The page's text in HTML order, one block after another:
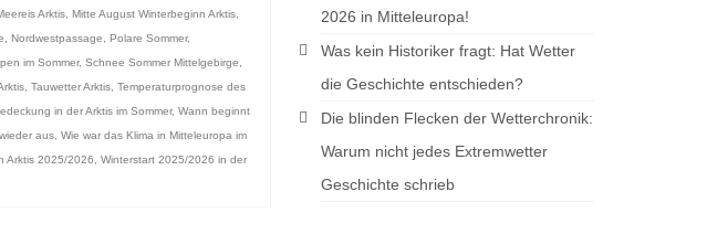
Arktis, Mitte August Winterbeginn Arktis,
Nordwestpassage Polare Sommer,
im Sommer, Schnee Sommer Mittelgebirge
, Tauwetter Arktis, Temperaturprognose des
in der Arktis im Sommer, Wann beginnt
aus, Wie war das Klima in Mitteleuropa im
Arktis 2025/2026
Winterstart 2025/2026 in der
2026 in Mitteleuropa!
Was kein Historiker fragt: Hat Wetter
die Geschichte entschieden?
Die blinden Flecken der Wetterchronik:
Warum nicht jedes Extremwetter
Geschichte schrieb